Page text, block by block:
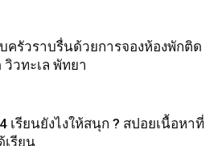
ครัวราบรื่นด้วยการจองห้องพักติด
วทะเล พัทยา
เรียนยังไงให้สนุก ? สปอยเนื้อหาที่
เรียน